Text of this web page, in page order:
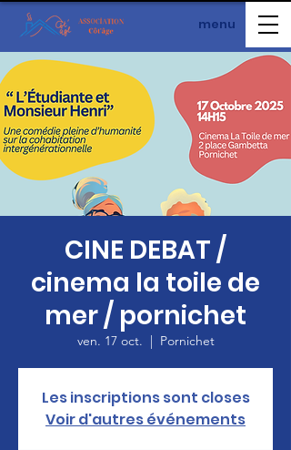
menu
CINE DEBAT /
cinema la toile de
mer / pornichet
ven. 17 oct.
  |
Pornichet
Les inscriptions sont closes
Voir d'autres événements